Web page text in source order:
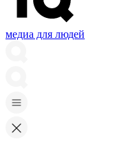
медиа для людей